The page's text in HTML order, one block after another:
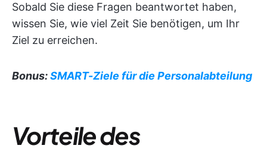
Sobald Sie diese Fragen beantwortet haben,
wissen Sie, wie viel Zeit Sie benötigen, um Ihr
Ziel zu erreichen.
Bonus:SMART-Ziele für die Personalabteilung
Vorteile des